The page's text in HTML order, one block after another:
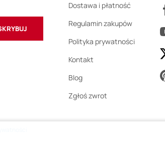
Dostawa i płatność
Regulamin zakupów
Polityka prywatności
Kontakt
Blog
Zgłoś zwrot